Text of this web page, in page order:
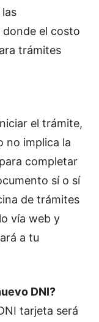
el costo
trámites
el trámite,
no implica la
completar
sí o sí
de trámites
vía web y
a tu
DNI?
tarjeta será